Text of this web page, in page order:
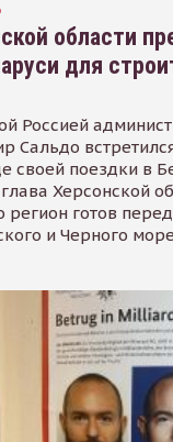
области
для
Россией
Сальдо
своей поездки в
Херсонской
регион готов
и Черного